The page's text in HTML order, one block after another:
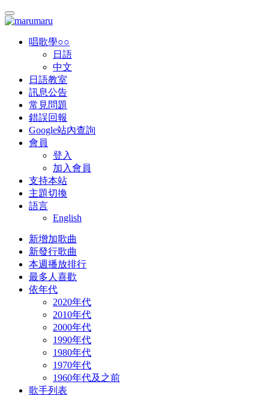
唱歌學○○
日語
中文
日語教室
訊息公告
常見問題
錯誤回報
Google站內查詢
會員
登入
加入會員
支持本站
主題切換
語言
English
新增加歌曲
新發行歌曲
本週播放排行
最多人喜歡
依年代
2020年代
2010年代
2000年代
1990年代
1980年代
1970年代
1960年代及之前
歌手列表